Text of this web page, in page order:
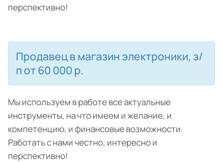
перспективно!
Продавец в магазин электроники, з/
п от 60 000 р.
Мы используем в работе все актуальные
инструменты, на что имеем и желание, и
компетенцию, и финансовые возможности.
Работать с нами честно, интересно и
перспективно!